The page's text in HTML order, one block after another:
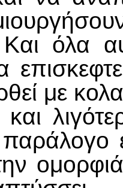
όλα
με
και
παράλογο